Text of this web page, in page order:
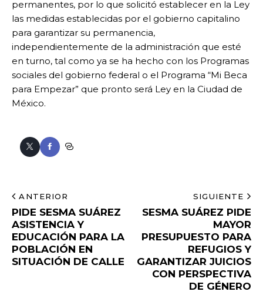
permanentes, por lo que solicitó establecer en la Ley
las medidas establecidas por el gobierno capitalino
para garantizar su permanencia,
independientemente de la administración que esté
en turno, tal como ya se ha hecho con los Programas
sociales del gobierno federal o el Programa “Mi Beca
para Empezar” que pronto será Ley en la Ciudad de
México.
ANTERIOR
PIDE SESMA SUÁREZ
ASISTENCIA Y
EDUCACIÓN PARA LA
POBLACIÓN EN
SITUACIÓN DE CALLE
SIGUIENTE
SESMA SUÁREZ PIDE
MAYOR
PRESUPUESTO PARA
REFUGIOS Y
GARANTIZAR JUICIOS
CON PERSPECTIVA
DE GÉNERO